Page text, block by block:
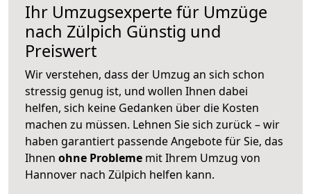
Ihr Umzugsexperte für Umzüge
nach Zülpich Günstig und
Preiswert
Wir verstehen, dass der Umzug an sich schon
stressig genug ist, und wollen Ihnen dabei
helfen, sich keine Gedanken über die Kosten
machen zu müssen. Lehnen Sie sich zurück – wir
haben garantiert passende Angebote für Sie, das
Ihnen ohne Probleme mit Ihrem Umzug von
Hannover nach Zülpich helfen kann.